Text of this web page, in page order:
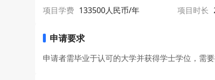
项目学费 133500人民币/年 项目时长
申请要求
申请者需毕业于认可的大学并获得学士学位，需